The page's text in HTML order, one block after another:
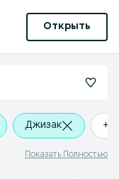
Открыть
Джизак +0
Показать Полностью